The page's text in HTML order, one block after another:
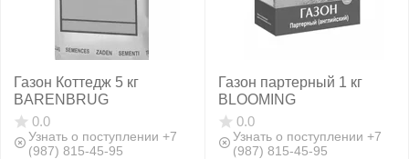
Газон Коттедж 5 кг
BARENBRUG
0.0
Узнать о поступлении +7
(987) 815-45-95
Газон партерный 1 кг
BLOOMING
0.0
Узнать о поступлении +7
(987) 815-45-95